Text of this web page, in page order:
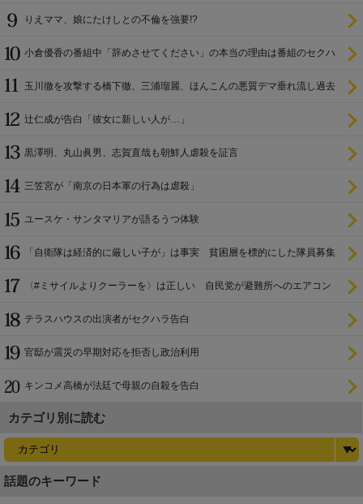
りえママ、娘にたけしとの不倫を強要!?
小倉優香の番組中「辞めさせてください」の本当の理由は番組のセクハ
玉川徹を攻撃する橋下徹、三浦瑠麗、ほんこんの悪質デマ垂れ流し過去
辻仁成が告白「彼女に新しい人が…」
黒澤明、丸山眞男、志賀直哉も朝鮮人虐殺を証言
三笠宮が「南京の日本軍の行為は虐殺」
ユースケ・サンタマリアが語るうつ体験
「自衛隊は経済的に厳しい子が」は事実 貧困層を標的にした隊員募集
〈#ミサイルよりクーラーを〉は正しい 自民党が避難所へのエアコン
テラスハウスの出演者がセクハラ告白
官邸が震災の早期対応を拒否し政治利用
キンコメ高橋が法廷で母親の自殺を告白
カテゴリ別に読む
話題のキーワード